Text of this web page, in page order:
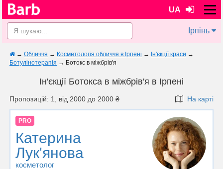
UA
Ірпінь
→ Обличчя → Косметологія обличчя в Ірпені → Ін'єкції краси →
Ботулінотерапія → Ботокс в міжбрів'я
Ін'єкції Ботокса в міжбрів'я в Ірпені
Пропозицій: 1, від 2000 до 2000 ₴ На карті
PRO
Катерина
Лук'янова
косметолог